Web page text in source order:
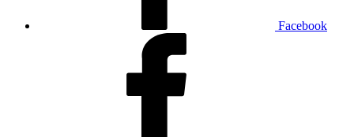
Facebook